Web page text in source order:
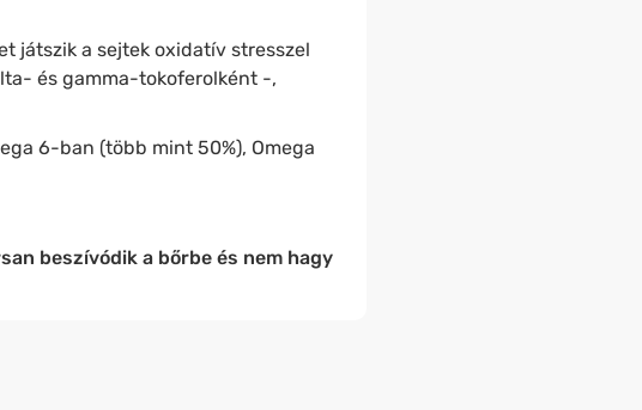
játszik a sejtek oxidatív stresszel
és gamma-tokoferolként -,
6-ban (több mint 50%), Omega
beszívódik a bőrbe és nem hagy